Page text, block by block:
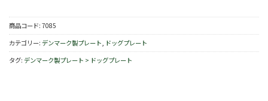
商品コード: 7085
カテゴリー: デンマーク製プレート, ドッグプレート
タグ: デンマーク製プレート > ドッグプレート